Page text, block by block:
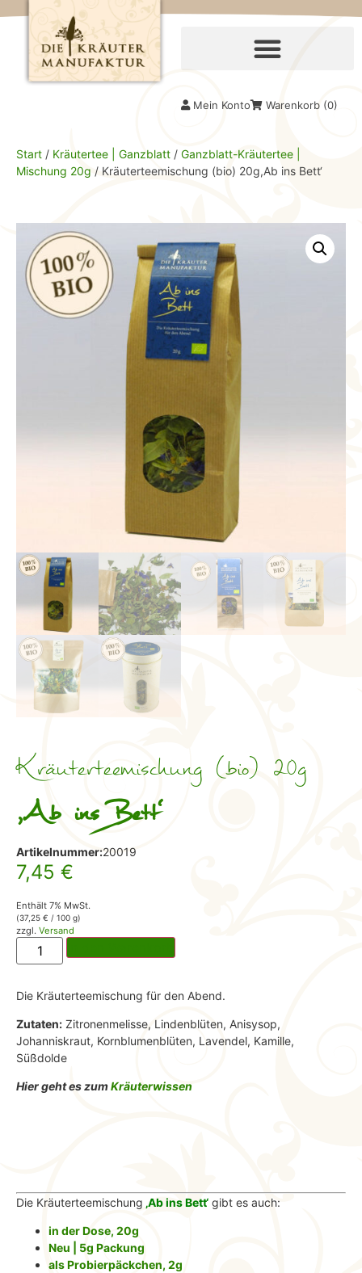
Warenkorb (0)
Mein Konto
Start / Kräutertee | Ganzblatt / Ganzblatt-Kräutertee |
Mischung 20g / Kräuterteemischung (bio) 20g,Ab ins Bett‘
Kräuterteemischung (bio) 20g
,Ab ins Bett‘
Artikelnummer:20019
7,45 €
Enthält 7% MwSt.
(37,25 € / 100 g)
zzgl. Versand
Die Kräuterteemischung für den Abend.
Zutaten: Zitronenmelisse, Lindenblüten, Anisysop,
Johanniskraut, Kornblumenblüten, Lavendel, Kamille,
Süßdolde
Hier geht es zumKräuterwissen
Die Kräuterteemischung ‚Ab ins Bett‘ gibt es auch:
in der Dose, 20g
Neu | 5g Packung
als Probierpäckchen, 2g